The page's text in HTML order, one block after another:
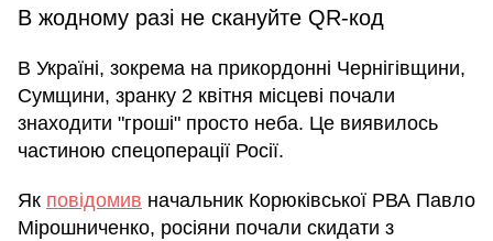
В жодному разі не скануйте QR-код
В Україні, зокрема на прикордонні Чернігівщини,
Сумщини, зранку 2 квітня місцеві почали
знаходити "гроші" просто неба. Це виявилось
частиною спецоперації Росії.
Як повідомив начальник Корюківської РВА Павло
Мірошниченко, росіяни почали скидати з